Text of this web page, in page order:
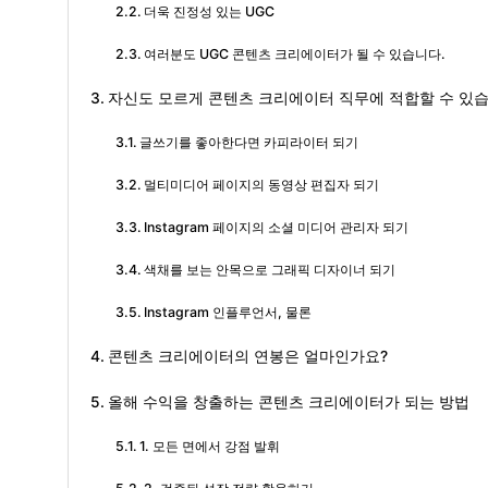
더욱 진정성 있는 UGC
여러분도 UGC 콘텐츠 크리에이터가 될 수 있습니다.
자신도 모르게 콘텐츠 크리에이터 직무에 적합할 수 있
글쓰기를 좋아한다면 카피라이터 되기
멀티미디어 페이지의 동영상 편집자 되기
Instagram 페이지의 소셜 미디어 관리자 되기
색채를 보는 안목으로 그래픽 디자이너 되기
Instagram 인플루언서, 물론
콘텐츠 크리에이터의 연봉은 얼마인가요?
올해 수익을 창출하는 콘텐츠 크리에이터가 되는 방법
1. 모든 면에서 강점 발휘